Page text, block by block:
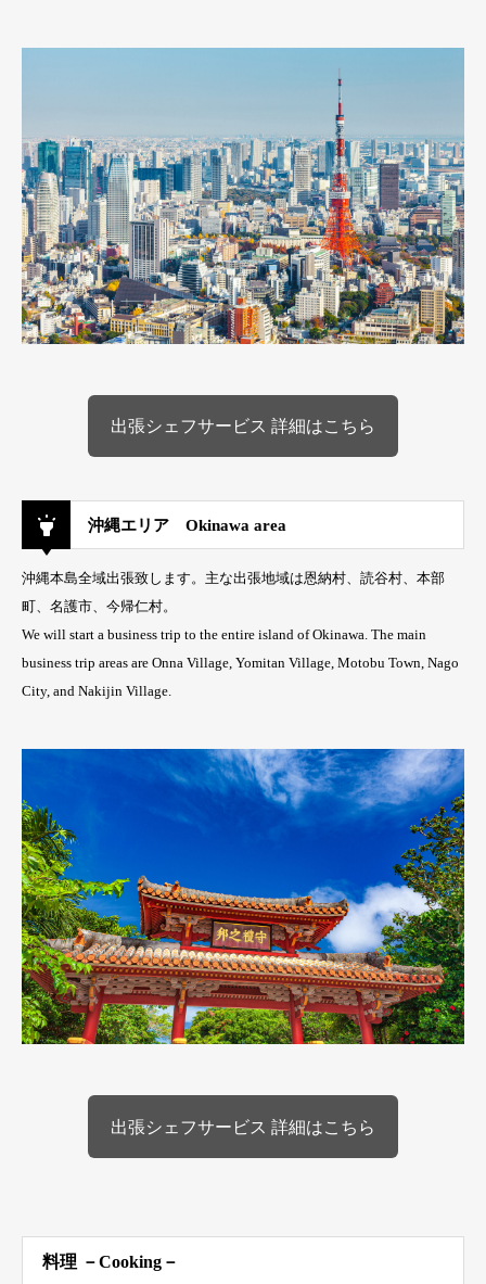
出張シェフサービス 詳細はこちら
沖縄エリア Okinawa area
沖縄本島全域出張致します。主な出張地域は恩納村、読谷村、本部
町、名護市、今帰仁村。
We will start a business trip to the entire island of Okinawa. The main
business trip areas are Onna Village, Yomitan Village, Motobu Town, Nago
City, and Nakijin Village.
出張シェフサービス 詳細はこちら
料理 －Cooking－